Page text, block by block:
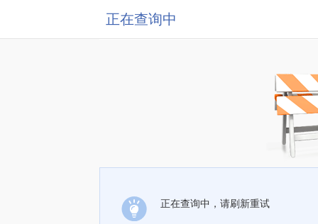
正在查询中
正在查询中，请刷新重试